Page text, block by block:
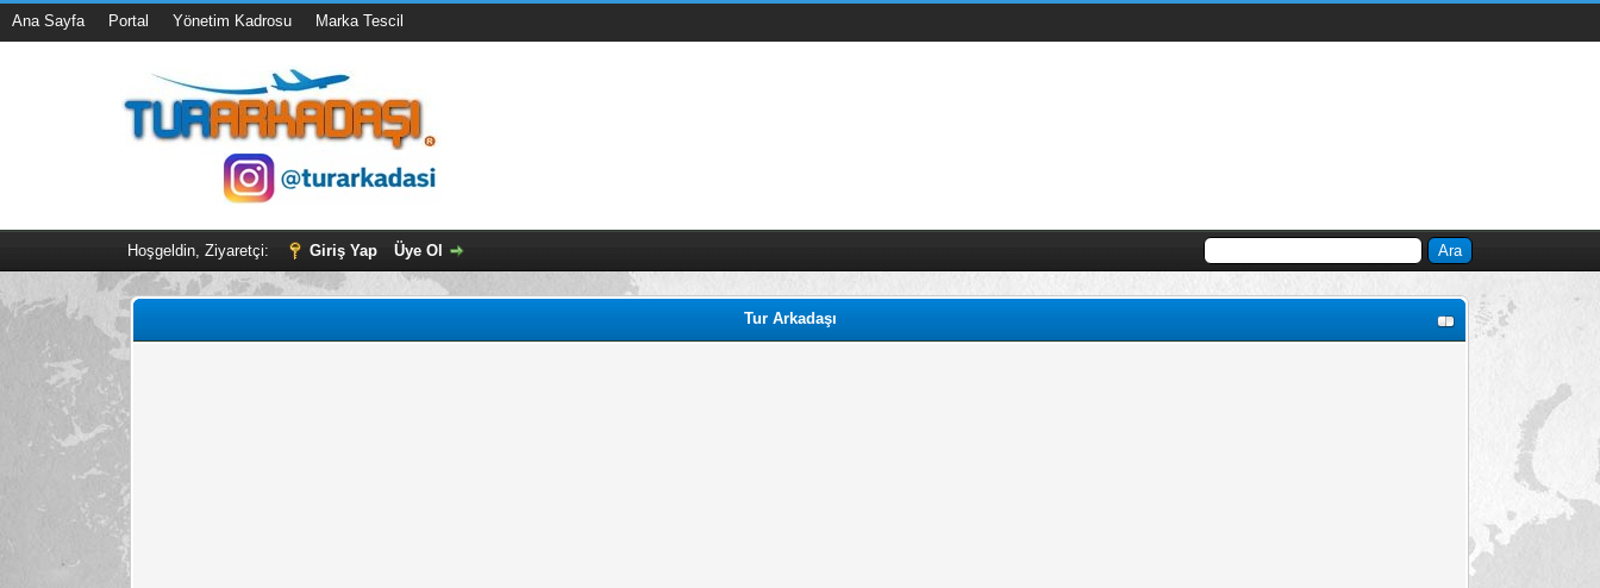
Ana Sayfa Portal Yönetim Kadrosu Marka Tescil
Hoşgeldin, Ziyaretçi: Giriş Yap Üye Ol
Tur Arkadaşı